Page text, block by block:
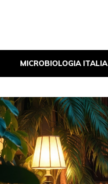
MICROBIOLOGIA ITALIA